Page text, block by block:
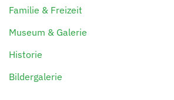
Familie & Freizeit
Museum & Galerie
Historie
Bildergalerie